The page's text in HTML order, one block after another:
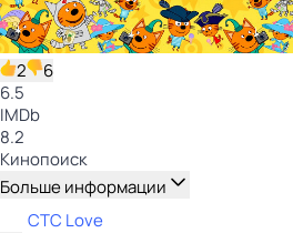
2
6
6.5
IMDb
8.2
Кинопоиск
Больше информации
СТС Love